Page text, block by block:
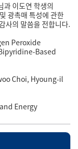
과 이도연 학생의
광촉매 특성에 관한
사의 말씀을 전합니다.
Peroxide
Based
Choi, Hyoung-il
Energy​